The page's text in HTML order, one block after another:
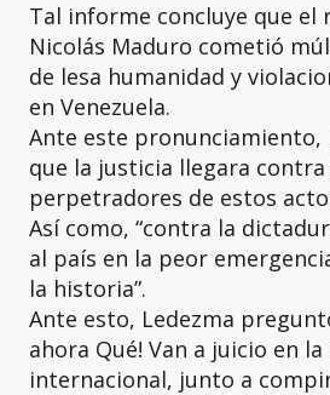
Tal informe concluye que el
Nicolás Maduro cometió
de lesa humanidad y
en Venezuela.
Ante este pronunciamiento,
que la justicia llegara
perpetradores de estos
Así como, “contra la
al país en la peor
la historia”.
Ante esto, Ledezma
ahora Qué! Van a juicio en
internacional, junto a